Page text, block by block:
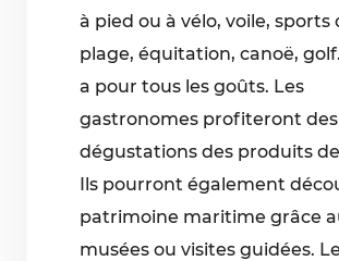
à pied ou à vélo, voile, sports
plage, équitation, canoë,
a pour tous les goûts. Les
gastronomes profiteront des
dégustations des produits
Ils pourront également
patrimoine maritime grâce
musées ou visites guidées.